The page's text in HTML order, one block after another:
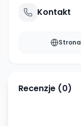
Kontakt
Strona
Recenzje (0)